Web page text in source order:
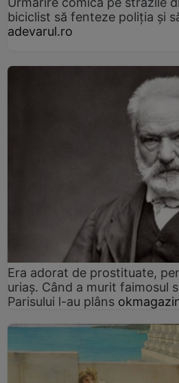
biciclist să fenteze poliția și
adevarul.ro
Era adorat de prostituate,
uriaș. Când a murit faimosul
Parisului l-au plâns